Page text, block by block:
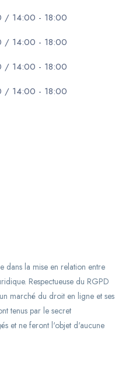
/ 14:00 - 18:00
/ 14:00 - 18:00
/ 14:00 - 18:00
/ 14:00 - 18:00
dans la mise en relation entre
Respectueuse du RGPD
marché du droit en ligne et ses
tenus par le secret
et ne feront l'objet d'aucune